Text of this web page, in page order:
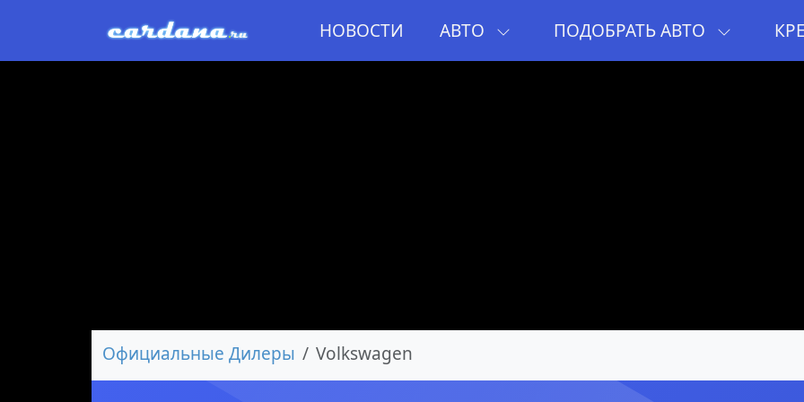
НОВОСТИ АВТО ПОДОБРАТЬ АВТО
Официальные Дилеры Volkswagen